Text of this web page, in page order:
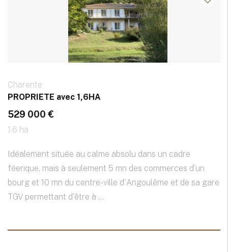
Charente
PROPRIETE avec 1,6HA
529 000 €
1.6 ha
Idéalement située au calme absolu dans un cadre
féerique, mais à seulement 5 mn des commerces d'un
bourg et 10 mn du centre-ville d'Angoulême et de sa gare
TGV permettant d'être à ...